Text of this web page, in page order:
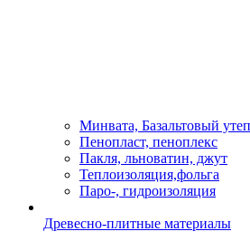
Минвата, Базальтовый
Пенопласт, пеноплекс
Пакля, льноватин, джут
Теплоизоляция,фольга
Паро-, гидроизоляция
Древесно-плитные материалы